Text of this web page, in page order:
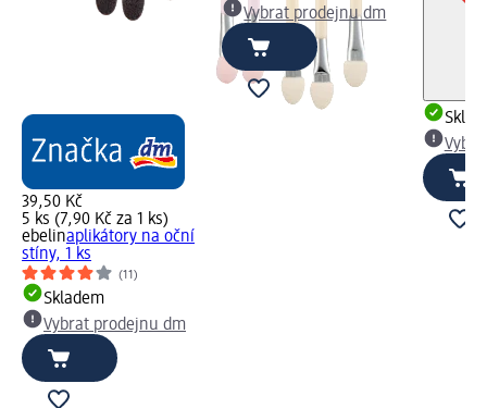
39,50 Kč
5 ks (7,90 Kč za 1 ks)
ebelinaplikátory na oční
stíny, 1 ks
(11)
Skladem
Vybrat prodejnu dm
Vybrat prodejnu dm